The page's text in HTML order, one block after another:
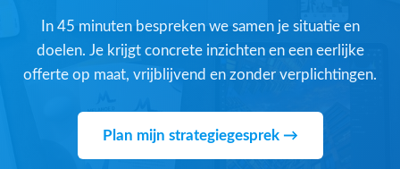
In 45 minuten bespreken we samen je situatie en
doelen. Je krijgt concrete inzichten en een eerlijke
offerte op maat, vrijblijvend en zonder verplichtingen.
Plan mijn strategiegesprek →